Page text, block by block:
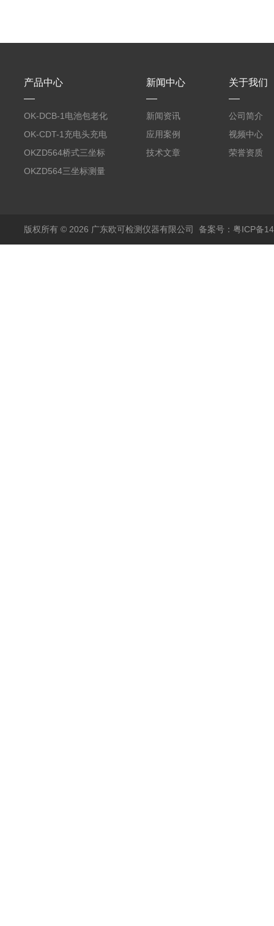
产品中心
OK-DCB-1电池包老化
测试系统
OK-CDT-1充电头充电
宝测试系统
OKZD564桥式三坐标
测量仪
OKZD564三坐标测量
新闻中心
新闻资讯
应用案例
技术文章
关于我们
公司简介
视频中心
荣誉资质
版权所有 © 2026 广东欧可检测仪器有限公司 备案号：粤ICP备